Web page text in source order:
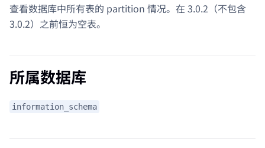
查看数据库中所有表的 partition 情况。在 3.0.2（不包含
3.0.2）之前恒为空表。
所属数据库
information_schema